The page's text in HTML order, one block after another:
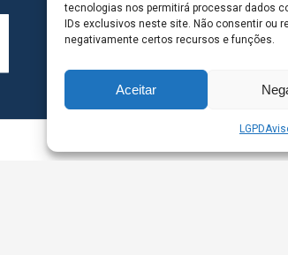
tecnologias nos permitirá processar dados
IDs exclusivos neste site. Não consentir ou
negativamente certos recursos e funções.
Aceitar
LGPD